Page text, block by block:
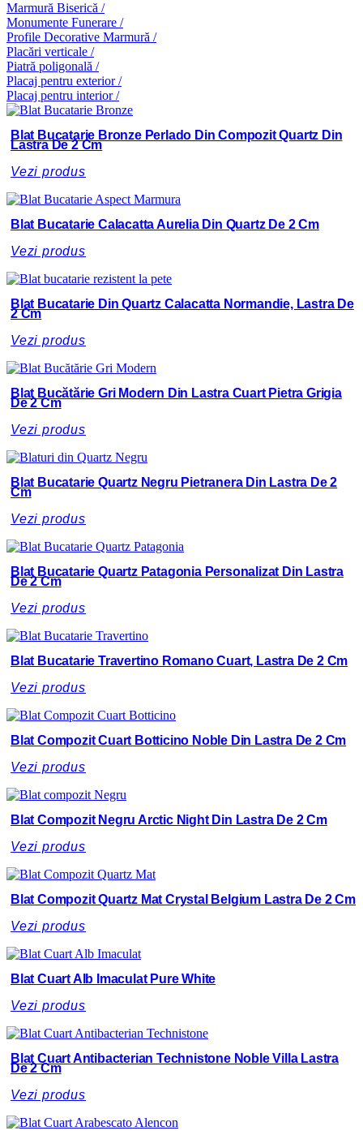
Marmură Biserică /
Monumente Funerare /
Profile Decorative Marmură /
Placări verticale /
Piatră poligonală /
Placaj pentru exterior /
Placaj pentru interior /
Blat Bucatarie Bronze Perlado Din Compozit Quartz Din
Lastra De 2 Cm
Vezi produs
Blat Bucatarie Calacatta Aurelia Din Quartz De 2 Cm
Vezi produs
Blat Bucatarie Din Quartz Calacatta Normandie, Lastra De
2 Cm
Vezi produs
Blat Bucătărie Gri Modern Din Lastra Cuart Pietra Grigia
De 2 Cm
Vezi produs
Blat Bucatarie Quartz Negru Pietranera Din Lastra De 2
Cm
Vezi produs
Blat Bucatarie Quartz Patagonia Personalizat Din Lastra
De 2 Cm
Vezi produs
Blat Bucatarie Travertino Romano Cuart, Lastra De 2 Cm
Vezi produs
Blat Compozit Cuart Botticino Noble Din Lastra De 2 Cm
Vezi produs
Blat Compozit Negru Arctic Night Din Lastra De 2 Cm
Vezi produs
Blat Compozit Quartz Mat Crystal Belgium Lastra De 2 Cm
Vezi produs
Blat Cuart Alb Imaculat Pure White
Vezi produs
Blat Cuart Antibacterian Technistone Noble Villa Lastra
De 2 Cm
Vezi produs